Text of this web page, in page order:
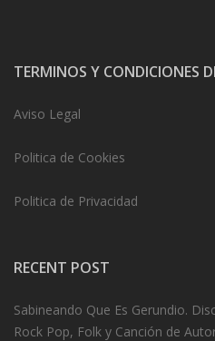
TERMINOS Y CONDICIONES
Aviso Legal
Politica de Cookies
Politica de Privacidad
RECENT POST
Sabineando Que Es Gerundio.
Rock Pop, Folk y Canción de